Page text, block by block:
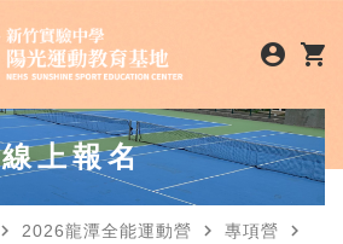
account_circle shopping_cart
線上報名
navigate_next 2026龍潭全能運動營 navigate_next 專項營 navigate_next